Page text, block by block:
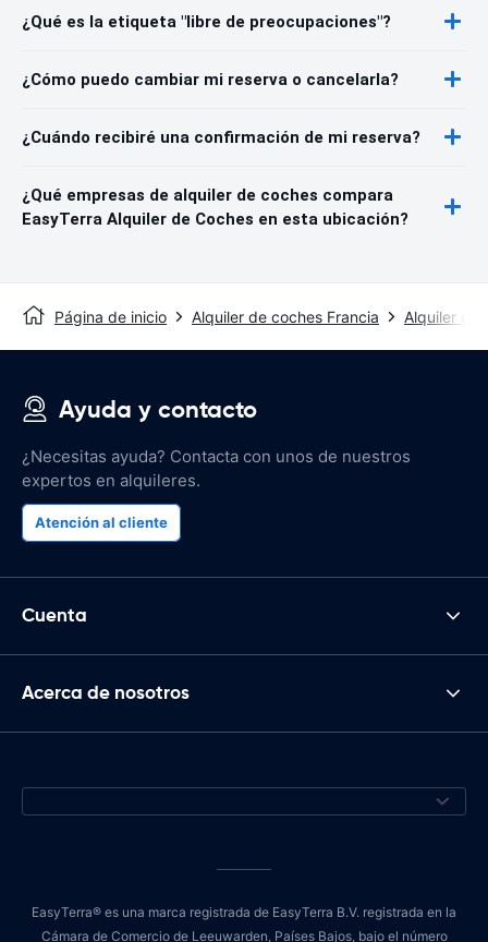
¿Qué es la etiqueta "libre de preocupaciones"?
¿Cómo puedo cambiar mi reserva o cancelarla?
¿Cuándo recibiré una confirmación de mi reserva?
¿Qué empresas de alquiler de coches compara
EasyTerra Alquiler de Coches en esta ubicación?
Página de inicio Alquiler de coches Francia Alquiler de
Ayuda y contacto
¿Necesitas ayuda? Contacta con unos de nuestros
expertos en alquileres.
Atención al cliente
Cuenta
Acerca de nosotros
EasyTerra® es una marca registrada de EasyTerra B.V. registrada en la
Cámara de Comercio de Leeuwarden, Países Bajos, bajo el número